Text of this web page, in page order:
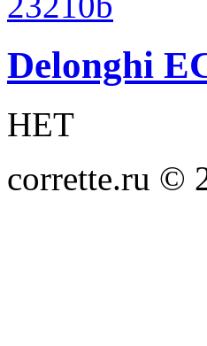
Delonghi
НЕТ
corrette.ru ©